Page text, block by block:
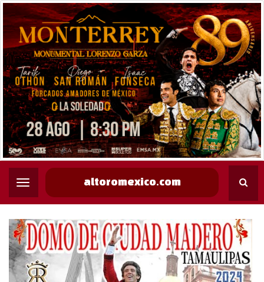
altoromexico.com